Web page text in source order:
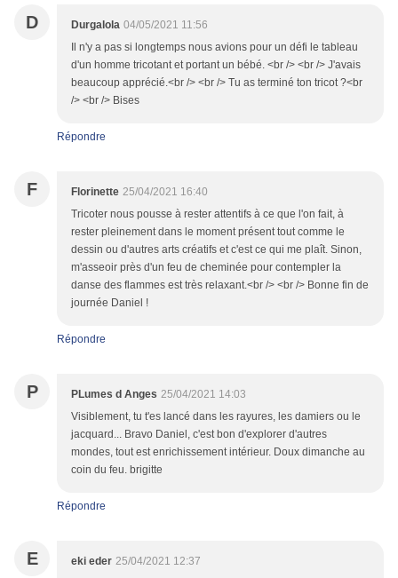
D Durgalola 04/05/2021 11:56
Il n'y a pas si longtemps nous avions pour un défi le tableau
d'un homme tricotant et portant un bébé. <br /> <br /> J'avais
beaucoup apprécié.<br /> <br /> Tu as terminé ton tricot ?<br
/> <br /> Bises
Répondre
F Florinette 25/04/2021 16:40
Tricoter nous pousse à rester attentifs à ce que l'on fait, à
rester pleinement dans le moment présent tout comme le
dessin ou d'autres arts créatifs et c'est ce qui me plaît. Sinon,
m'asseoir près d'un feu de cheminée pour contempler la
danse des flammes est très relaxant.<br /> <br /> Bonne fin de
journée Daniel !
Répondre
P PLumes d Anges 25/04/2021 14:03
Visiblement, tu t'es lancé dans les rayures, les damiers ou le
jacquard... Bravo Daniel, c'est bon d'explorer d'autres
mondes, tout est enrichissement intérieur. Doux dimanche au
coin du feu. brigitte
Répondre
E eki eder 25/04/2021 12:37